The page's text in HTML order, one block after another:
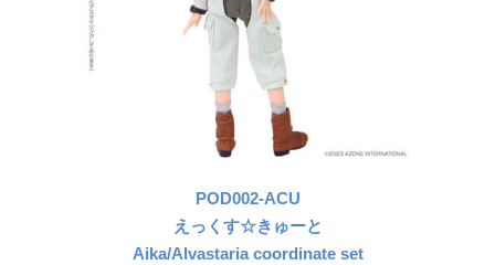
POD002-ACU
えっくす☆きゅーと
Aika/Alvastaria coordinate set